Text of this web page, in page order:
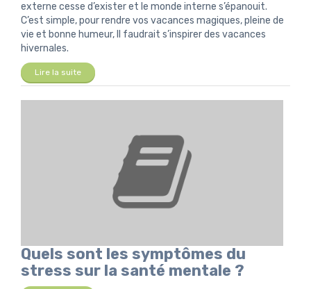
externe cesse d’exister et le monde interne s’épanouit.
C’est simple, pour rendre vos vacances magiques, pleine de
vie et bonne humeur, Il faudrait s’inspirer des vacances
hivernales.
Lire la suite
Quels sont les symptômes du
stress sur la santé mentale ?